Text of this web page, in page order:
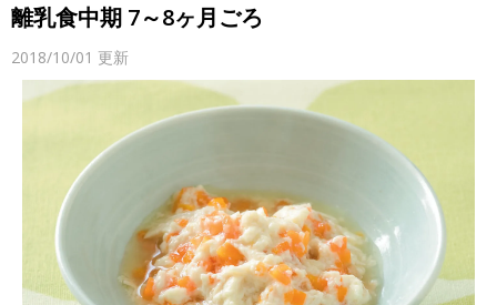
離乳食中期 7～8ヶ月ごろ
2018/10/01 更新